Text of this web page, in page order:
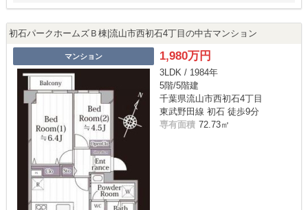
初石パークホームズＢ棟|流山市西初石4丁目の中古マンション
マンション 1,980万円
3LDK / 1984年
5階/5階建
千葉県流山市西初石4丁目
東武野田線 初石 徒歩9分
専有面積 72.73㎡